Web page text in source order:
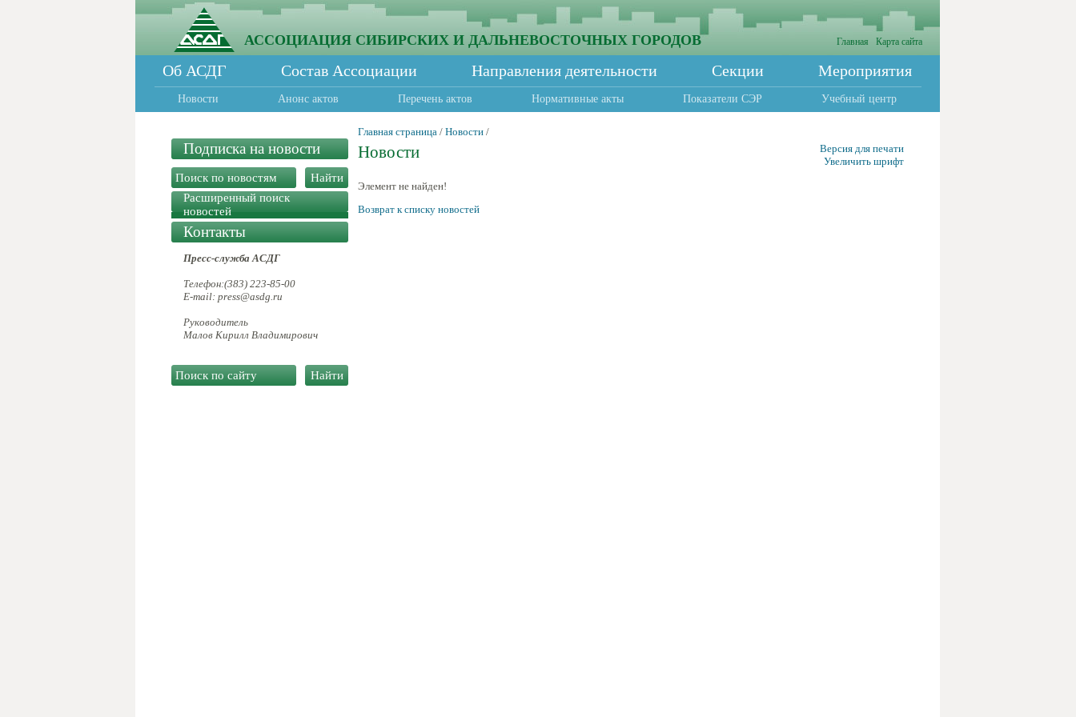
АССОЦИАЦИЯ СИБИРСКИХ И ДАЛЬНЕВОСТОЧНЫХ ГОРОДОВ Главная Карта сайта
Об АСДГ Состав Ассоциации Направления деятельности Секции Мероприятия
Новости Анонс актов Перечень актов Нормативные акты Показатели СЭР Учебный центр
Подписка на новости
Расширенный поиск
новостей
Контакты
Пресс-служба АСДГ
Телефон:(383) 223-85-00
E-mail: press@asdg.ru
Руководитель
Малов Кирилл Владимирович
Главная страница / Новости /
Новости
Версия для печати
Увеличить шрифт
Элемент не найден!
Возврат к списку новостей